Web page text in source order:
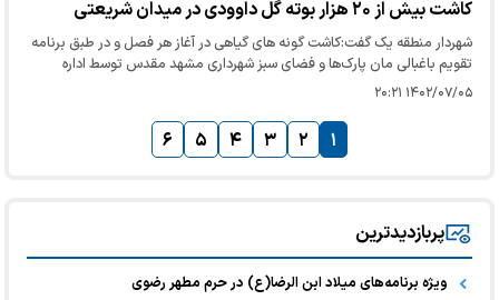
کاشت بیش از ۲۰ هزار بوته گل داوودی در میدان شریعتی
شهردار منطقه یک گفت:کاشت گونه های گیاهی در آغاز هر فصل و در طبق برنامه
تقویم باغبالی مان پارک‌ها و فضای سبز شهرداری مشهد مقدس توسط اداره
فضای سبز منطقه صورت می‌گیرد.
۱۴۰۲/۰۷/۰۵ ۲۰:۲۱
۱ ۲ ۳ ۴ ۵ ۶
پربازدیدترین
ویژه برنامه‌های میلاد ابن الرضا(ع) در حرم مطهر رضوی